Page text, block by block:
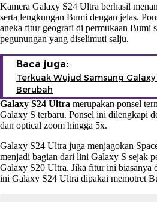
Kamera Galaxy S24 Ultra berhasil
serta lengkungan Bumi dengan jelas.
aneka fitur geografi di permukaan Bumi
pegunungan yang diselimuti salju.
Baca juga:
Terkuak Wujud Samsung
Berubah
Galaxy S24 Ultra merupakan ponsel
Galaxy S terbaru. Ponsel ini dilengkapi
dan optical zoom hingga 5x.
Galaxy S24 Ultra juga menjagokan
menjadi bagian dari lini Galaxy S sejak
Galaxy S20 Ultra. Jika fitur ini biasanya
ini Galaxy S24 Ultra dipakai memotret